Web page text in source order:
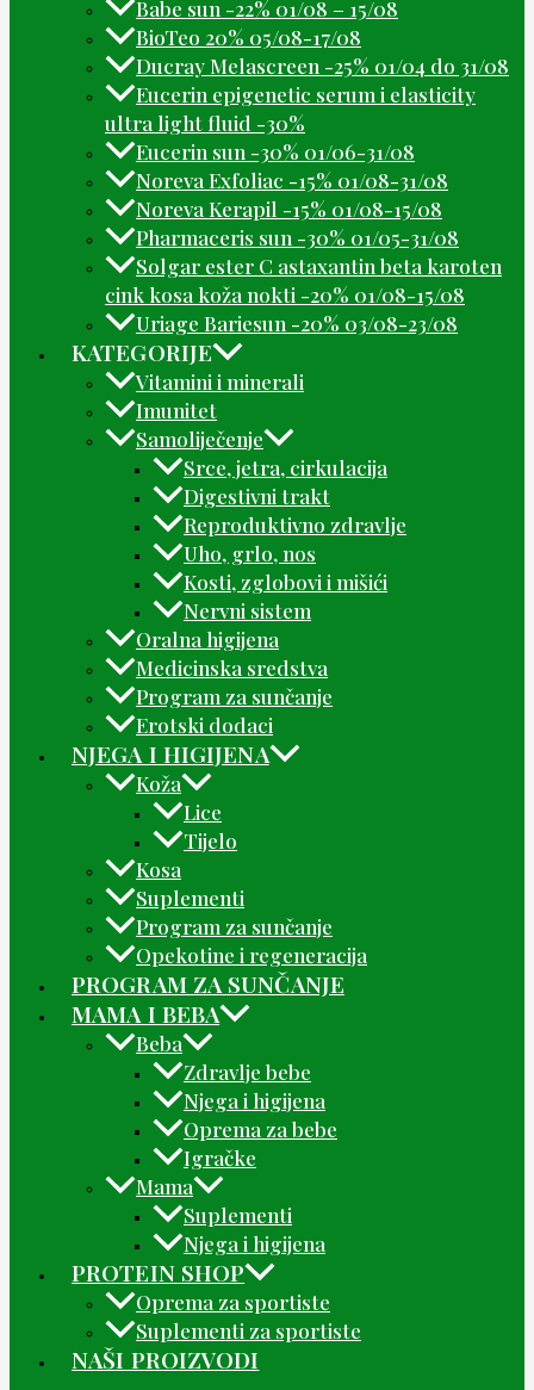
Babe sun -22% 01/08 – 15/08
BioTeo 20% 05/08-17/08
Ducray Melascreen -25% 01/04 do 31/08
Eucerin epigenetic serum i elasticity
ultra light fluid -30%
Eucerin sun -30% 01/06-31/08
Noreva Exfoliac -15% 01/08-31/08
Noreva Kerapil -15% 01/08-15/08
Pharmaceris sun -30% 01/05-31/08
Solgar ester C astaxantin beta karoten
cink kosa koža nokti -20% 01/08-15/08
Uriage Bariesun -20% 03/08-23/08
KATEGORIJE
Vitamini i minerali
Imunitet
Samoliječenje
Srce, jetra, cirkulacija
Digestivni trakt
Reproduktivno zdravlje
Uho, grlo, nos
Kosti, zglobovi i mišići
Nervni sistem
Oralna higijena
Medicinska sredstva
Program za sunčanje
Erotski dodaci
NJEGA I HIGIJENA
Koža
Lice
Tijelo
Kosa
Suplementi
Program za sunčanje
Opekotine i regeneracija
PROGRAM ZA SUNČANJE
MAMA I BEBA
Beba
Zdravlje bebe
Njega i higijena
Oprema za bebe
Igračke
Mama
Suplementi
Njega i higijena
PROTEIN SHOP
Oprema za sportiste
Suplementi za sportiste
NAŠI PROIZVODI